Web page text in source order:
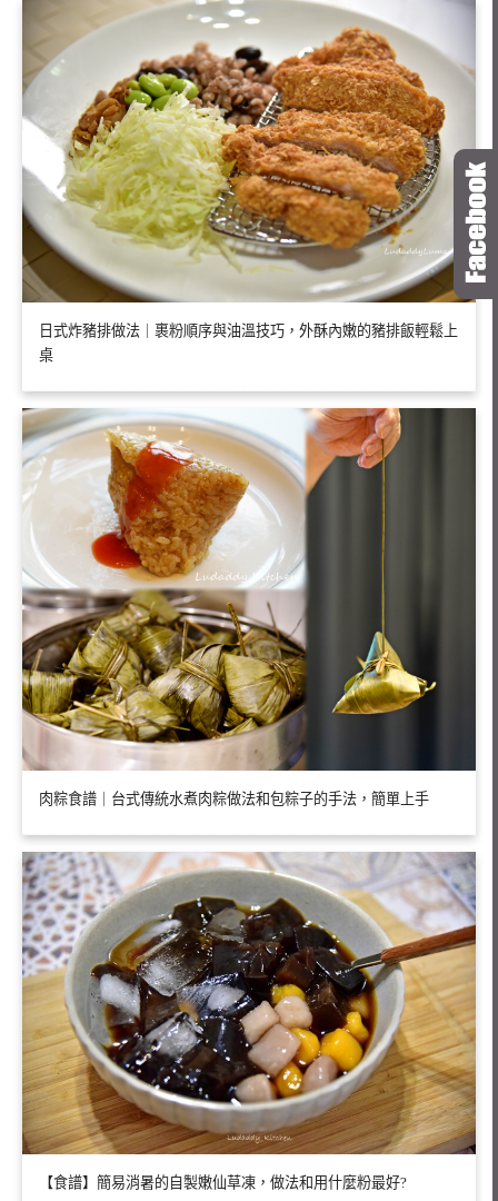
日式炸豬排做法｜裹粉順序與油溫技巧，外酥內嫩的豬排飯輕鬆上
桌
肉粽食譜｜台式傳統水煮肉粽做法和包粽子的手法，簡單上手
【食譜】簡易消暑的自製嫩仙草凍，做法和用什麼粉最好?